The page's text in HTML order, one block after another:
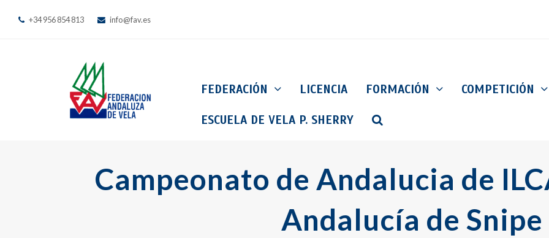
+34 956 854 813 info@fav.es
FEDERACIÓN LICENCIA FORMACIÓN COMPETICIÓN
ESCUELA DE VELA P. SHERRY
Campeonato de Andalucia de
Andalucía de Snipe